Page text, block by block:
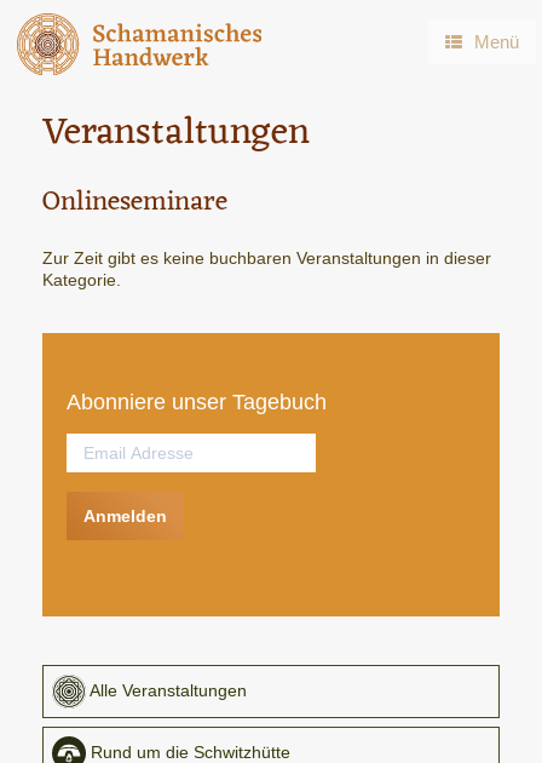
Inhalt
springen
Menü
Veranstaltungen
Onlineseminare
Zur Zeit gibt es keine buchbaren Veranstaltungen in dieser
Kategorie.
Abonniere unser Tagebuch
Anmelden
Alle Veranstaltungen
Rund um die Schwitzhütte